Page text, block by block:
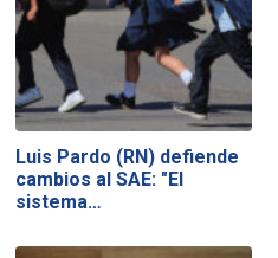
Luis Pardo (RN) defiende
cambios al SAE: "El
sistema…